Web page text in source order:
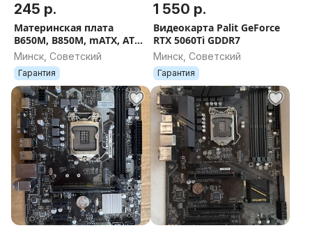
245 р.
Материнская плата
B650M, B850M, mATX, ATX,
AM5
Минск, Советский
Гарантия
1 550 р.
Видеокарта Palit GeForce
RTX 5060Ti GDDR7
Минск, Советский
Гарантия